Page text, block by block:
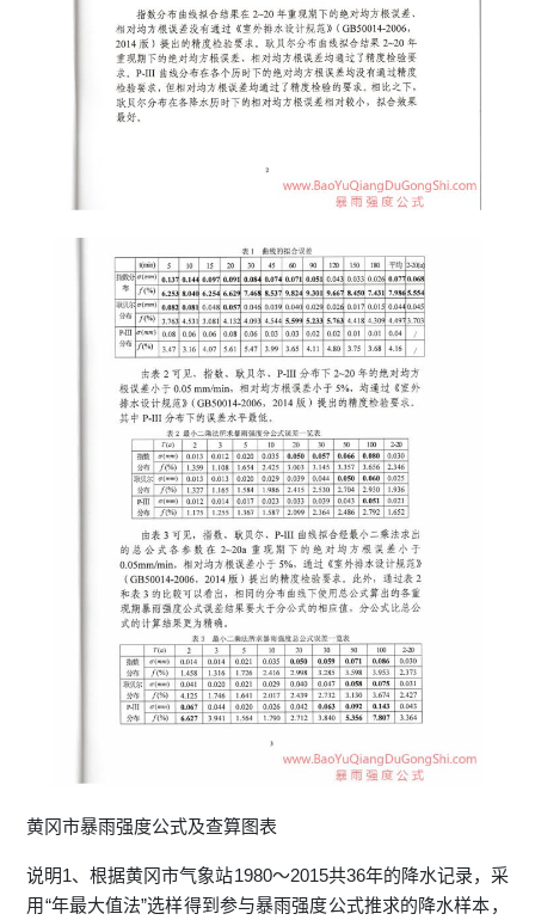
黄冈市暴雨强度公式及查算图表
说明1、根据黄冈市气象站1980～2015共36年的降水记录，采
用“年最大值法”选样得到参与暴雨强度公式推求的降水样本，